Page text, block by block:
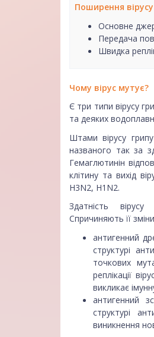
Поширення вірусу
Основне
Передача
Швидка
Чому вірус мутує?
Є три типи вірусу
та деяких
Штами вірусу
названого так за
Гемаглютинін
клітину та вихід
H3N2, H1N2.
Здатність
Спричиняють її
антигенний
структурі
точкових
реплікації
викликає
антигенний
структурі
виникнення